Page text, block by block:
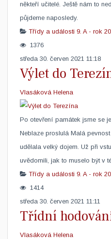
někteří učitelé. Ještě nám to
půjdeme naposledy.
Třídy a události 9. A - rok
1376
středa 30. červen 2021 11:18
Výlet do
Vlasáková Helena
​Po otevření památek jsme se
Neblaze proslulá Malá
udělala velký dojem. Už při
uvědomili, jak to muselo být v
Třídy a události 9. A - rok
1414
středa 30. červen 2021 11:11
Třídní
Vlasáková Helena